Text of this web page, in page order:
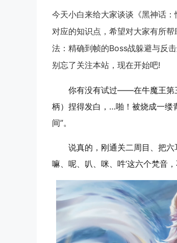
今天小白来给大家谈谈《黑神话
对应的知识点，希望对大家有所
法：精确到帧的Boss战躲避与反
别忘了关注本站，现在开始吧!
你有没有试过——在牛魔王第
柄）捏得发白，…啪！被烧成一缕
间”。
说真的，刚通关二周目、把六
嘛、呢、叭、咪、吽’这六个梵音